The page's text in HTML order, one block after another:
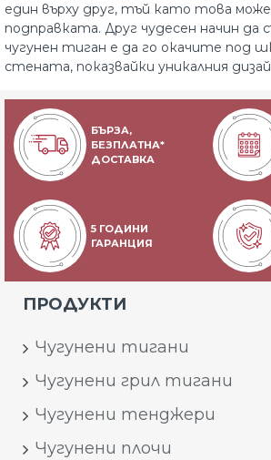
един върху друг, тъй като това
подправката. Друг чудесен начин да
чугунен тиган е да го окачите под
стената, показвайки уникалния
БЪРЗА,
БЕЗПЛАТНА*
ДОСТАВКА
5 ГОДИНИ
ГАРАНЦИЯ
ПРОДУКТИ
Чугунени тигани
Чугунени грил тигани
Чугунени тенджери
Чугунени плочи